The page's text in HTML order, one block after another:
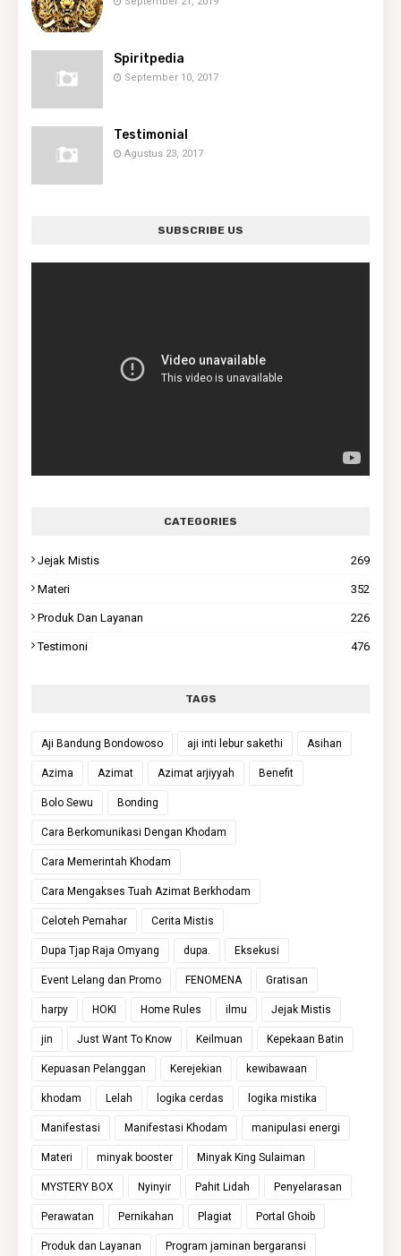
Spiritpedia
September 10, 2017
Testimonial
Agustus 23, 2017
SUBSCRIBE US
CATEGORIES
Jejak Mistis 269
Materi 352
Produk Dan Layanan 226
Testimoni 476
TAGS
Aji Bandung Bondowoso aji inti lebur sakethi Asihan
Azima Azimat Azimat arjiyyah Benefit
Bolo Sewu Bonding
Cara Berkomunikasi Dengan Khodam
Cara Memerintah Khodam
Cara Mengakses Tuah Azimat Berkhodam
Celoteh Pemahar Cerita Mistis
Dupa Tjap Raja Omyang dupa. Eksekusi
Event Lelang dan Promo FENOMENA Gratisan
harpy HOKI Home Rules ilmu Jejak Mistis
jin Just Want To Know Keilmuan Kepekaan Batin
Kepuasan Pelanggan Kerejekian kewibawaan
khodam Lelah logika cerdas logika mistika
Manifestasi Manifestasi Khodam manipulasi energi
Materi minyak booster Minyak King Sulaiman
MYSTERY BOX Nyinyir Pahit Lidah Penyelarasan
Perawatan Pernikahan Plagiat Portal Ghoib
Produk dan Layanan Program jaminan bergaransi